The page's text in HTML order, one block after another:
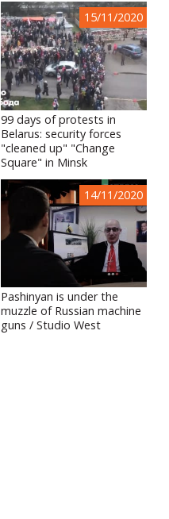
15/11/2020
99 days of protests in
Belarus: security forces
"cleaned up" "Change
Square" in Minsk
14/11/2020
Pashinyan is under the
muzzle of Russian machine
guns / Studio West